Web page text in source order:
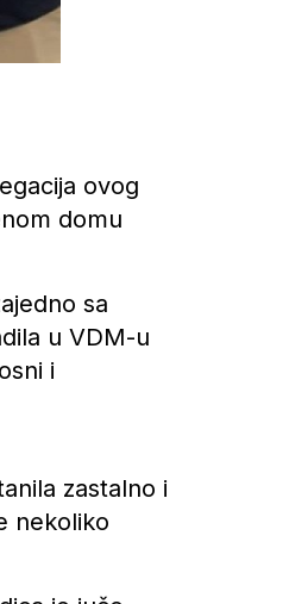
ovog
domu
sa
u VDM-u
i
zastalno i
nekoliko